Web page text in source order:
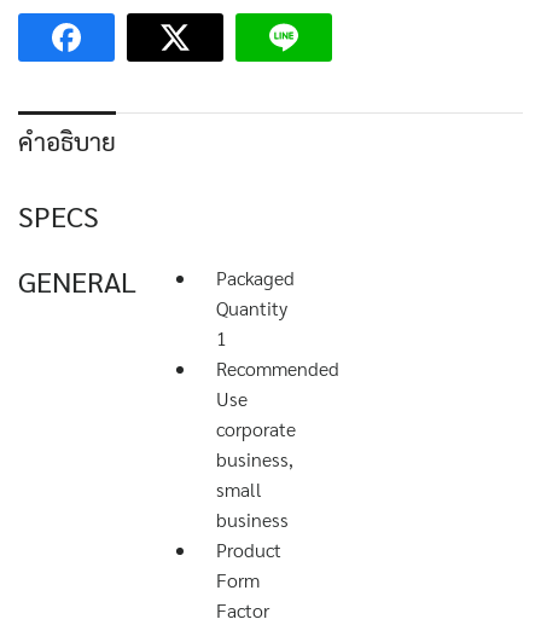
คำอธิบาย
SPECS
GENERAL
Packaged
Quantity
1
Recommended
Use
corporate
business,
small
business
Product
Form
Factor